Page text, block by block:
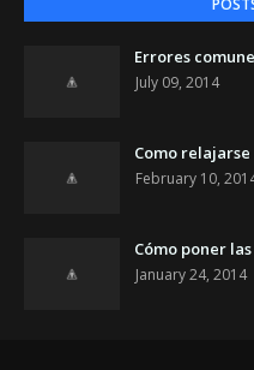
Errores
July 09, 2014
Como
February 10,
Cómo poner
January 24, 2014